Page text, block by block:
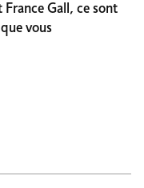
France Gall, ce sont
vous